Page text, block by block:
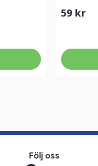
59 kr
Följ oss